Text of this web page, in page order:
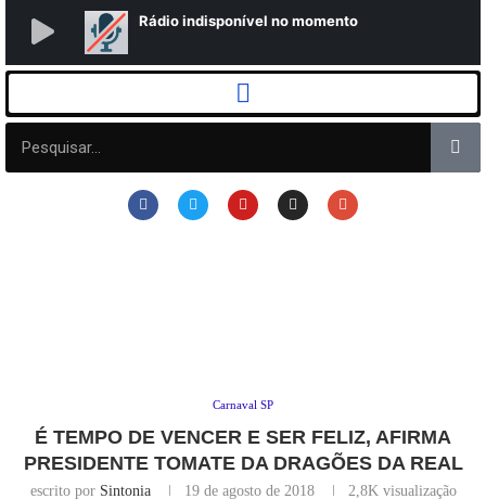
Carnaval SP
É TEMPO DE VENCER E SER FELIZ, AFIRMA
PRESIDENTE TOMATE DA DRAGÕES DA REAL
escrito por Sintonia 19 de agosto de 2018 2,8Kvisualização